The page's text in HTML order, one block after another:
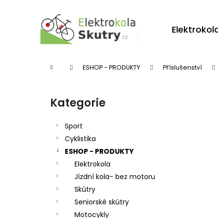
Domů ESHOP - PRODUKTY Příslušenství
Přeskočit
kategorie
Kategorie
Sport
Cyklistika
ESHOP - PRODUKTY
Elektrokola
Jízdní kola- bez motoru
Skútry
Seniorské skútry
Motocykly
Zpět
Zpět